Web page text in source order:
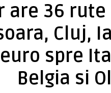
are 36
Cluj,
spre
Belgia si